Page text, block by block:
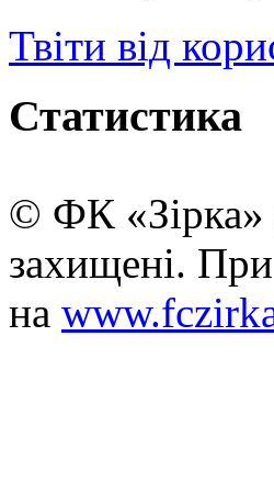
Твіти від
Статистика
© ФК «Зірка»
захищені. При
на